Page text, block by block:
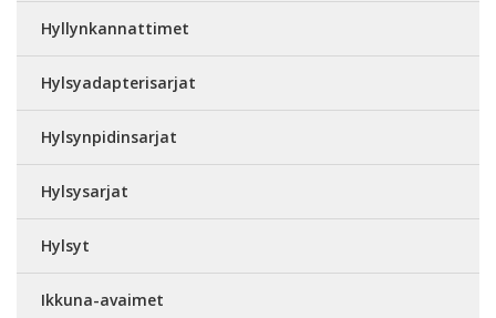
Hyllynkannattimet
Hylsyadapterisarjat
Hylsynpidinsarjat
Hylsysarjat
Hylsyt
Ikkuna-avaimet